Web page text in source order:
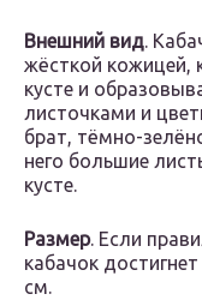
Внешний вид.
жёсткой кожицей,
кусте и
листочками и
брат, тёмно-
него большие
кусте.
Размер. Если
кабачок
см.